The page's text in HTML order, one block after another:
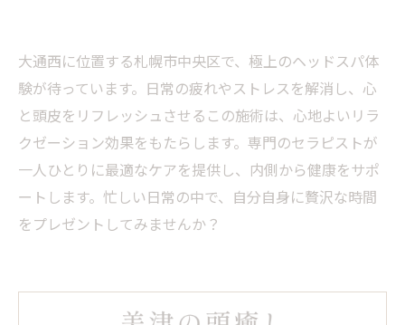
大通西に位置する札幌市中央区で、極上のヘッドスパ体
験が待っています。日常の疲れやストレスを解消し、心
と頭皮をリフレッシュさせるこの施術は、心地よいリラ
クゼーション効果をもたらします。専門のセラピストが
一人ひとりに最適なケアを提供し、内側から健康をサポ
ートします。忙しい日常の中で、自分自身に贅沢な時間
をプレゼントしてみませんか？